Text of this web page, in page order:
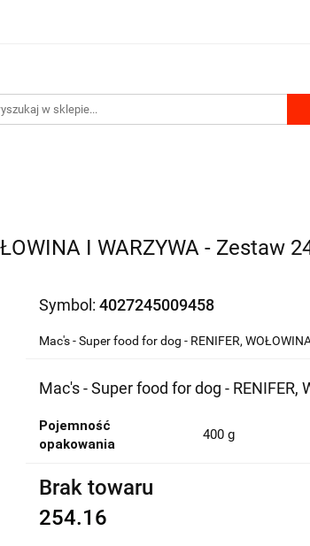
Z KONOPII SKLEP ROKU
I WARZYWA - Zestaw
Symbol: 4027245009458
Mac's - Super food for dog - RENIFER,
Mac's - Super food for dog - RENIFER,
Pojemność
opakowania
400 g
Brak towaru
254.16